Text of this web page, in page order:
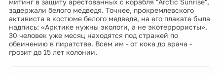
задержали белого медведя. Точнее, прокремлевского
активиста в костюме белого медведя, на его плакате была
надпись: «Арктике нужны экологи, а не экотеррористы».
30 человек уже месяц находятся под стражей по
обвинению в пиратстве. Всем им - от кока до врача -
грозит до 15 лет колонии.